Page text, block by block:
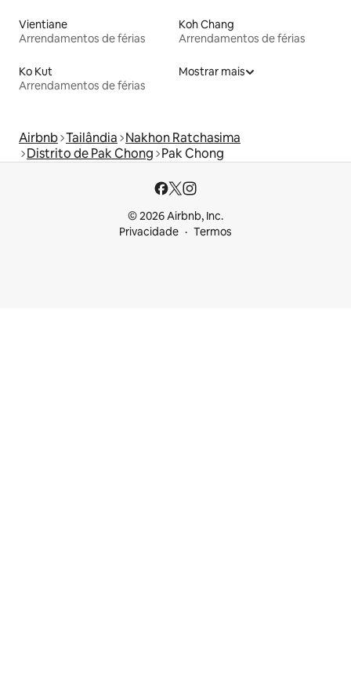
Vientiane
Arrendamentos de férias
Koh Chang
Arrendamentos de férias
Ko Kut
Arrendamentos de férias
Mostrar mais
Airbnb Tailândia Nakhon Ratchasima
Distrito de Pak Chong Pak Chong
© 2026 Airbnb, Inc.
Privacidade
Termos